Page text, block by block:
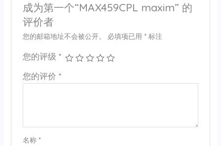
成为第一个“MAX459CPL maxim” 的
评价者
您的邮箱地址不会被公开。 必填项已用 *标注
您的评级 *
您的评价 *
名称 *